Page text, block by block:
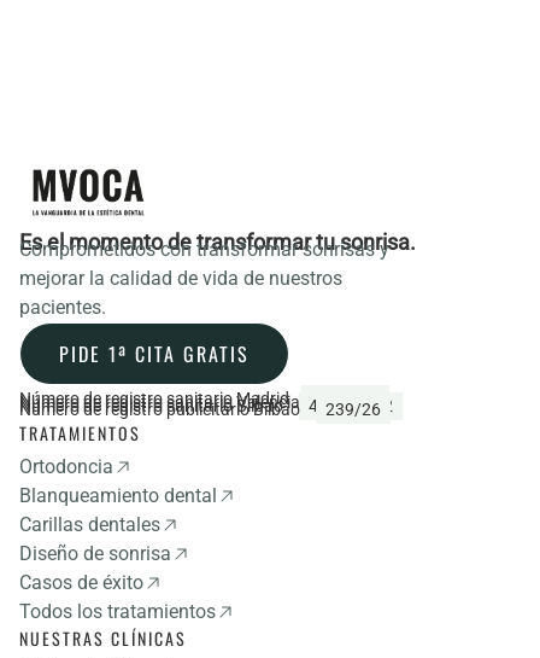
Es el momento de transformar tu sonrisa.
Comprometidos con transformar sonrisas y
mejorar la calidad de vida de nuestros
pacientes.
PIDE 1ª CITA GRATIS
Número de registro sanitario Madrid CS22139
Número de registro sanitario Valencia 44368
Número de registro sanitario Bilbao 48/016292
Número de registro publicitario Bilbao 239/26
TRATAMIENTOS
Ortodoncia
Blanqueamiento dental
Carillas dentales
Diseño de sonrisa
Casos de éxito
Todos los tratamientos
NUESTRAS CLÍNICAS